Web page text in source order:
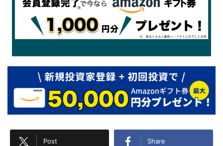
Post Share